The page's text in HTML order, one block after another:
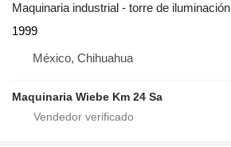
Maquinaria industrial - torre de iluminación
1999
México, Chihuahua
Maquinaria Wiebe Km 24 Sa